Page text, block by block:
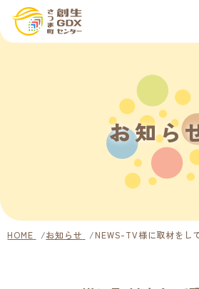
お知ら
HOME お知らせ NEWS-TV様に取材をし